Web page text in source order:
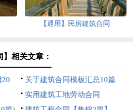
【通用】民房建筑合同
】相关文章：
关于建筑合同模板汇总10篇
实用建筑工地劳动合同